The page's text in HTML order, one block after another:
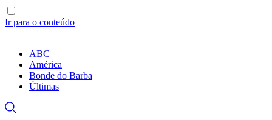
Ir para o conteúdo
ABC
América
Bonde do Barba
Últimas